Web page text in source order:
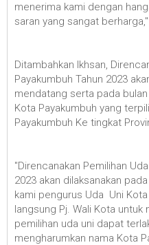
menerima kami dengan
saran yang sangat
Ditambahkan Ikhsan,
Payakumbuh Tahun 2023
mendatang serta pada
Kota Payakumbuh yang
Payakumbuh Ke tingkat
"Direncanakan Pemilihan
2023 akan dilaksanakan
kami pengurus Uda Uni
langsung Pj. Wali Kota
pemilihan uda uni dapat
mengharumkan nama Kota